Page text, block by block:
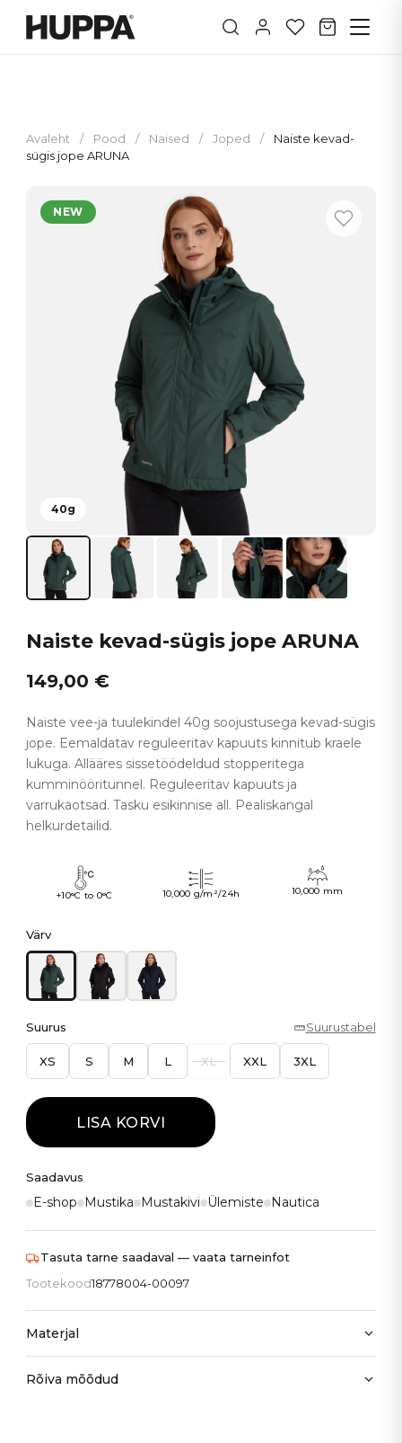
Avaleht / Pood / Naised / Joped /
Naiste kevad-
sügis jope ARUNA
40g
NEW
Naiste kevad-sügis jope ARUNA
149,00 €
Naiste vee-ja tuulekindel 40g soojustusega kevad-sügis
jope. Eemaldatav reguleeritav kapuuts kinnitub kraele
lukuga. Allääres sissetöödeldud stopperitega
kumminööritunnel. Reguleeritav kapuuts ja
varrukaotsad. Tasku esikinnise all. Pealiskangal
helkurdetailid.
+10°C to 0°C 10,000 g/m²/24h 10,000 mm
Värv
Suurus Suurustabel
XS S M L XL XXL 3XL
LISA KORVI
Saadavus
E-shop Mustika Mustakivi Ülemiste Nautica
Tasuta tarne saadaval — vaata tarneinfot
Tootekood18778004-00097
Materjal
Rõiva mõõdud